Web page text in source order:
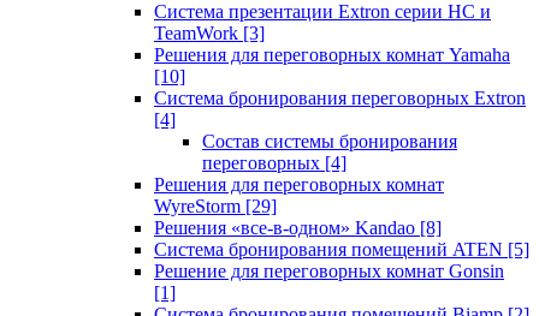
Система презентации Extron серии HC и
TeamWork [3]
Решения для переговорных комнат Yamaha
[10]
Система бронирования переговорных Extron
[4]
Состав системы бронирования
переговорных [4]
Решения для переговорных комнат
WyreStorm [29]
Решения «все-в-одном» Kandao [8]
Система бронирования помещений ATEN [5]
Решение для переговорных комнат Gonsin
[1]